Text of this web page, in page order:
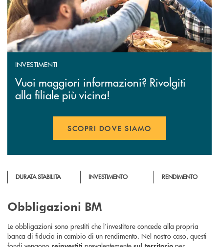
INVESTIMENTI
Vuoi maggiori informazioni? Rivolgiti
alla filiale più vicina!
SCOPRI DOVE SIAMO
DURATA STABILITA INVESTIMENTO RENDIMENTO
Obbligazioni BM
Le obbligazioni sono prestiti che l’investitore concede alla propria
banca di fiducia in cambio di un rendimento. Nel nostro caso, questi